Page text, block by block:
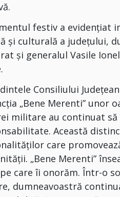
festiv a evidențiat
și culturală a județului,
și generalul Vasile
Consiliului
„Bene Merenti” unor
militare au continuat
Această
care
„Bene Merenti”
care îi onorăm. Într-o
dumneavoastră